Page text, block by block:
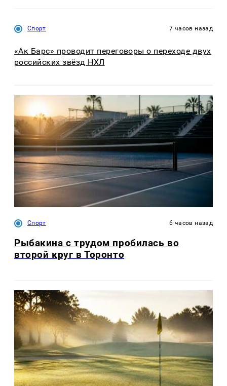
Спорт 7 часов назад
«Ак Барс» проводит переговоры о переходе двух
российских звёзд НХЛ
Спорт 6 часов назад
Рыбакина с трудом пробилась во
второй круг в Торонто